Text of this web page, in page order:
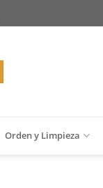
Orden y Limpieza